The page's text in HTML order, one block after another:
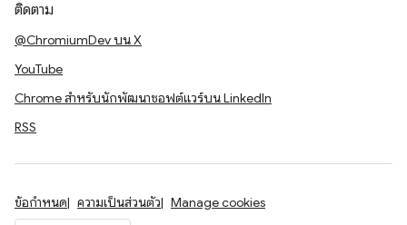
ติดตาม
@ChromiumDev บน X
YouTube
Chrome สำหรับนักพัฒนาซอฟต์แวร์บน LinkedIn
RSS
ข้อกำหนด ความเป็นส่วนตัว Manage cookies